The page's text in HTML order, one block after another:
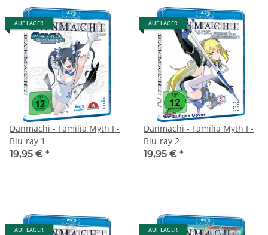
AUF LAGER
Danmachi - Familia Myth I -
Blu-ray 1
19,95 € *
AUF LAGER
Danmachi - Familia Myth I -
Blu-ray 2
19,95 € *
AUF LAGER AUF LAGER